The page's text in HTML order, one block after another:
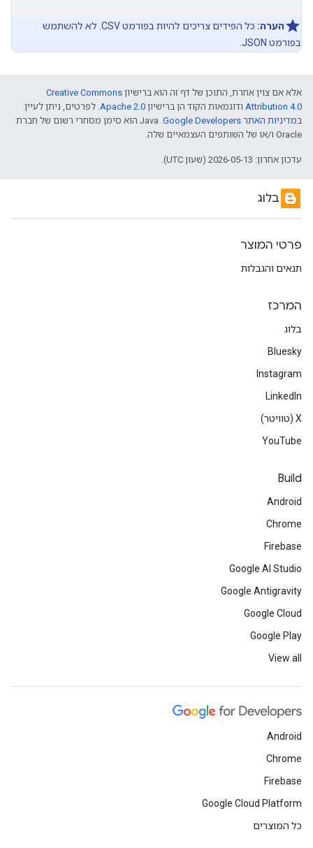
הערה:
כל הפידים צריכים להיות בפורמט CSV. לא להשתמש
בפורמט JSON.
אלא אם צוין אחרת, התוכן של דף זה הוא ברישיון Creative Commons
Attribution 4.0 ודוגמאות הקוד הן ברישיון Apache 2.0. לפרטים, ניתן לעיין
במדיניות האתר Google Developers‏
.‏ Java הוא סימן מסחרי רשום של חברת
Oracle ו/או של השותפים העצמאיים שלה.
עדכון אחרון: 2026-05-13 (שעון UTC).
בלוג
פרטי המוצר
תנאים והגבלות
המרכז
בלוג
Bluesky
Instagram
LinkedIn
‫X (טוויטר)
YouTube
Build
Android
Chrome
Firebase
Google AI Studio
Google Antigravity
Google Cloud
Google Play
View all
Android
Chrome
Firebase
Google Cloud Platform
כל המוצרים